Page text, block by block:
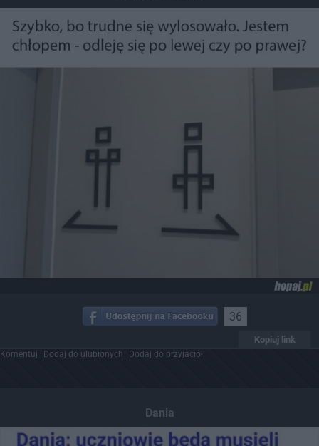
36
Kopiuj link
Komentuj Dodaj do ulubionych Dodaj do przyjaciół
Dania